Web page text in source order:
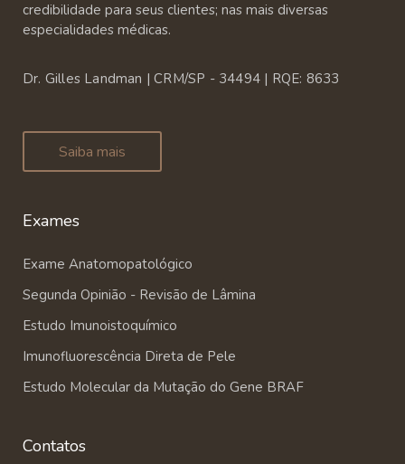
credibilidade para seus clientes; nas mais diversas
especialidades médicas.
Dr. Gilles Landman | CRM/SP - 34494 | RQE: 8633
Saiba mais
Exames
Exame Anatomopatológico
Segunda Opinião - Revisão de Lâmina
Estudo Imunoistoquímico
Imunofluorescência Direta de Pele
Estudo Molecular da Mutação do Gene BRAF
Contatos